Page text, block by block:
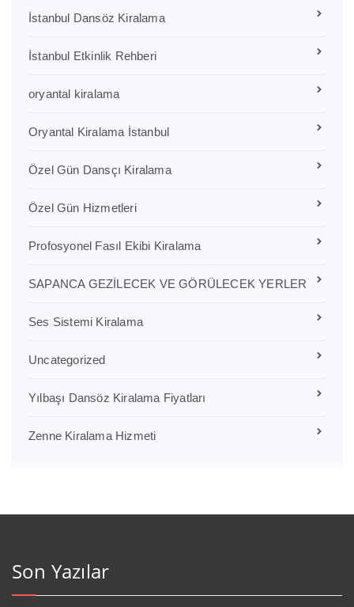
İstanbul Dansöz Kiralama
İstanbul Etkinlik Rehberi
oryantal kiralama
Oryantal Kiralama İstanbul
Özel Gün Dansçı Kiralama
Özel Gün Hizmetleri
Profosyonel Fasıl Ekibi Kiralama
SAPANCA GEZİLECEK VE GÖRÜLECEK YERLER
Ses Sistemi Kiralama
Uncategorized
Yılbaşı Dansöz Kiralama Fiyatları
Zenne Kiralama Hizmeti
Son Yazılar